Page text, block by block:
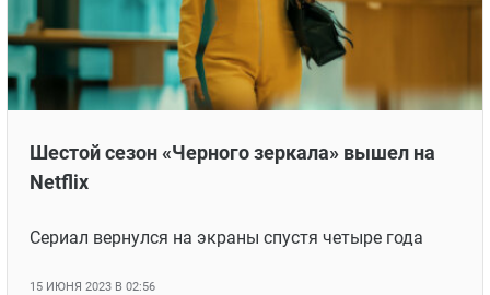
Шестой сезон «Черного зеркала» вышел на
Netflix
Сериал вернулся на экраны спустя четыре года
15 ИЮНЯ 2023 В 02:56